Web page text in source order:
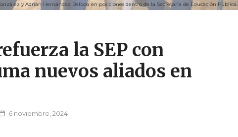
y Adrián Hernández Balboa en posiciones dentro de la Secretaría de Educación Pública.
la SEP con
nuevos aliados en
6 noviembre, 2024